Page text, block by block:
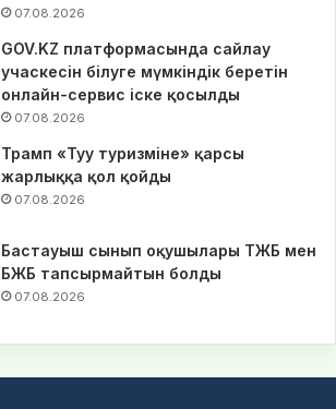
07.08.2026
GOV.KZ платформасында сайлау
учаскесін білуге мүмкіндік беретін
онлайн-сервис іске қосылды
07.08.2026
Трамп «Туу туризміне» қарсы
жарлыққа қол қойды
07.08.2026
Бастауыш сынып оқушылары ТЖБ мен
БЖБ тапсырмайтын болды
07.08.2026